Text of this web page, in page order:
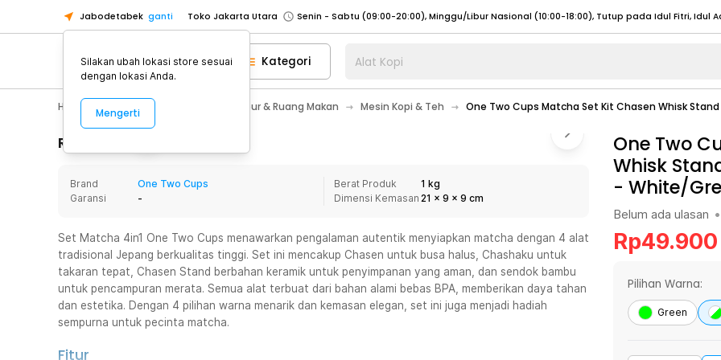
Jabodetabek ganti Toko Jakarta Utara
Toko Tangerang
Toko Cikupa
Pick n Go Jakarta Barat
Senin - Jumat (07:00 - 20:00), Sabtu - Minggu (08:00 - 20:00), Tutup pada Idul Fitri
Pick n Go Bekasi
Senin - Jumat (08:00 - 20:00), Sabtu - Minggu/ Libur Nasional (08:00 - 17:00) Selengkapnya
Senin - Jumat (08:00 - 20:00), Sabtu - Minggu/ Libur Nasional (08:00 - 17:00) Selengkapnya
Senin - Sabtu (09:00-20:00), Minggu/Libur Nasional (12:00-20:00), Tutup pada Idul Fitri
Toko Jakarta Barat
Senin - Sabtu (09:00-20:00), Minggu/Libur Nasional (12:00-20:00), Tutup pada Idul Fitri
Toko Tangerang
Toko Cikupa
Pick n Go Jakarta Barat
Senin - Jumat (07:00 - 20:00), Sabtu - Minggu (08:00 - 20:00), Tutup pada Idul Fitri
Pick n Go Bekasi
Senin - Jumat (08:00 - 20:00), Sabtu - Minggu/ Libur Nasional (08:00 - 17:00) Selengkapnya
Pick n Go Depok
Kategori Alat Kopi
Home Appliance Perlengkapan Dapur & Ruang Makan Mesin Kopi & Teh One Two Cups Matcha Set Kit Chasen Whisk
Rincian Produk
Brand
One Two Cups
Garansi
-
Berat Produk
1 kg
Dimensi Kemasan 21 x 9 x 9 cm
Set Matcha 4in1 One Two Cups menawarkan pengalaman autentik menyiapkan matcha dengan 4 alat
tradisional Jepang berkualitas tinggi. Set ini mencakup Chasen untuk busa halus, Chashaku untuk
takaran tepat, Chasen Stand berbahan keramik untuk penyimpanan yang aman, dan sendok bambu
untuk pencampuran merata. Semua alat terbuat dari bahan alami bebas BPA, memberikan daya tahan
dan estetika. Dengan 4 pilihan warna menarik dan kemasan elegan, set ini juga menjadi hadiah
sempurna untuk pecinta matcha.
Fitur
One Two
Whisk
- White/
Belum ada ulasan •
Rp49.900
Pilihan Warna:
Green
Silakan ubah lokasi store sesuai
dengan lokasi Anda.
Mengerti